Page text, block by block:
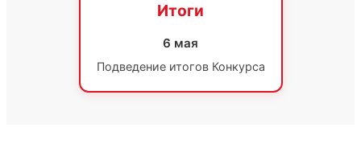
Итоги
6 мая
Подведение итогов Конкурса